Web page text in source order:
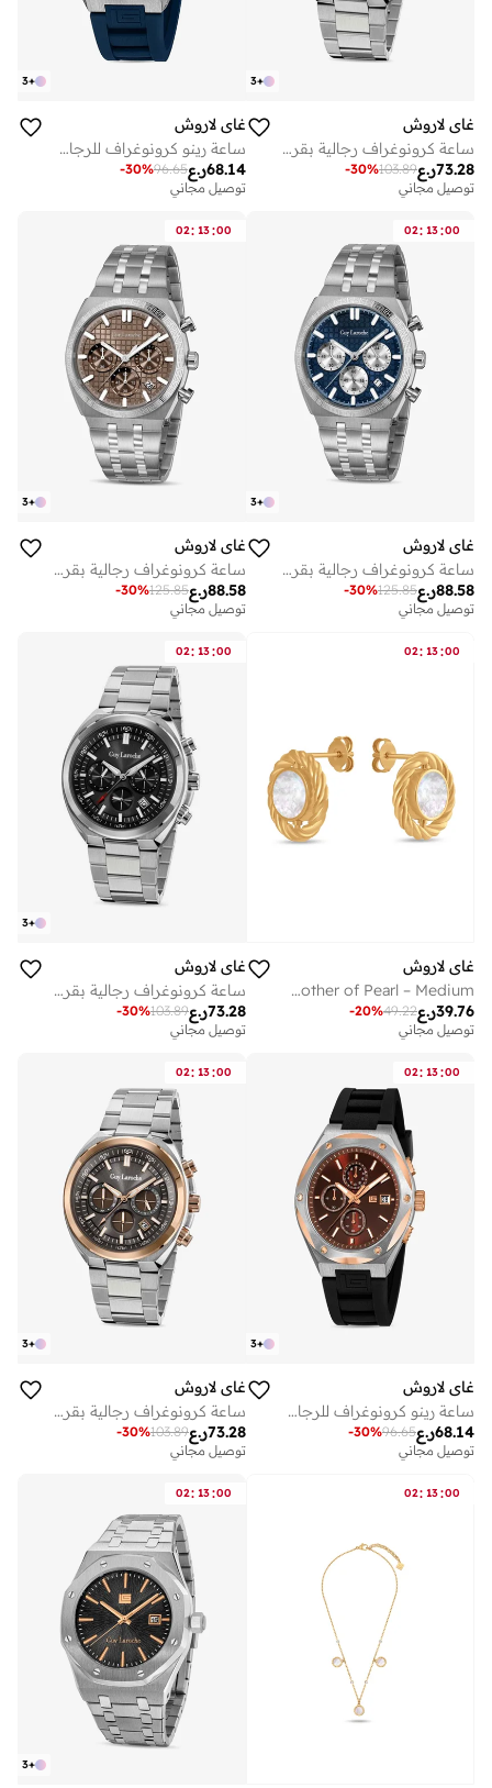
+
3
غاي لاروش
ساعة كرونوغراف رجالية بقرص أزرق وسوار فضي معدني مم
ر.ع73.28
103.89
-30%
توصيل مجاني
+
3
غاي لاروش
ساعة رينو كرونوغراف للرجال بقرص أزرق وسوار جلد أزرق . مم
ر.ع68.14
96.65
-30%
توصيل مجاني
02: 13:00
+
3
غاي لاروش
ساعة كرونوغراف رجالية بقرص أزرق وسوار فضي معدني ملم
ر.ع88.58
125.85
-30%
توصيل مجاني
02: 13:00
+
3
غاي لاروش
ساعة كرونوغراف رجالية بقرص رمادي وسوار معدني فضي مقاس 41 مم
ر.ع88.58
125.85
-30%
توصيل مجاني
02: 13:00
غاي لاروش
Coralie Square Gold-Plated Bangle with Logo & Mother of Pearl – Medium
ر.ع39.76
49.22
-20%
توصيل مجاني
02: 13:00
+
3
غاي لاروش
ساعة كرونوغراف رجالية بقرص أسود وسوار معدني فضي من باتيست مم
ر.ع73.28
103.89
-30%
توصيل مجاني
02: 13:00
+
3
غاي لاروش
ساعة رينو كرونوغراف للرجال بقرص بني وسوار جلد بني . مم
ر.ع68.14
96.65
-30%
توصيل مجاني
02: 13:00
+
3
غاي لاروش
ساعة كرونوغراف رجالية بقرص رمادي وسوار فضي معدني مم
ر.ع73.28
103.89
-30%
توصيل مجاني
02: 13:00
02: 13:00
+
3